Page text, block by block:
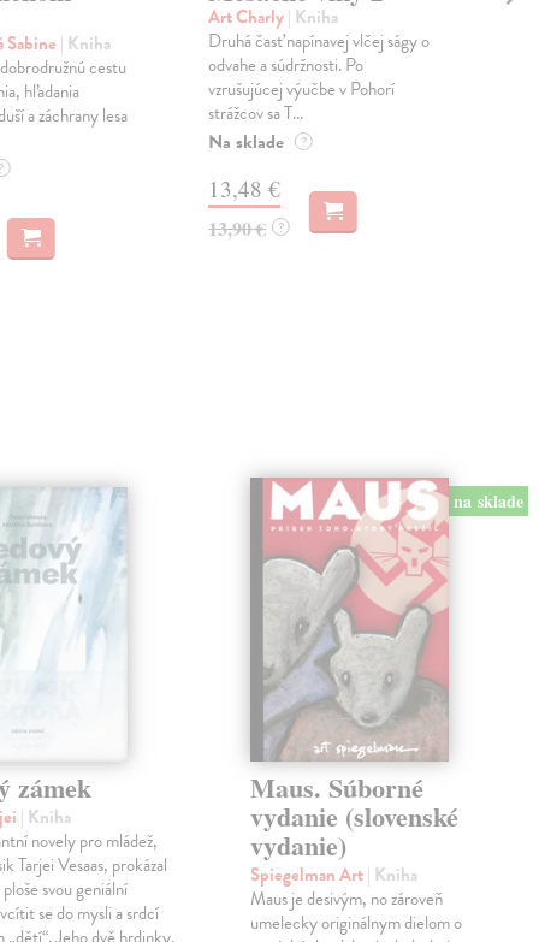
Sabine | Kniha
cestu
hľadania
a záchrany lesa
?
Art Charly| Kniha
Druhá časť napínavej vlčej ságy o
odvahe a súdržnosti. Po
vzrušujúcej výučbe v Pohorí
strážcov sa T...
Na sklade ?
13,48 €
13,90 € ?
zámek
| Kniha
novely pro mládež,
Tarjei Vesaas, prokázal
svou geniální
se do mysli a srdcí
na sklade
Maus. Súborné
vydanie (slovenské
vydanie)
Spiegelman Art| Kniha
Maus je desivým, no zároveň
umelecky originálnym dielom o